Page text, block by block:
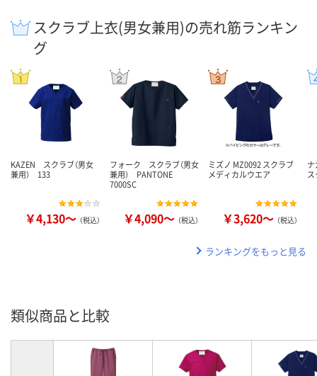
スクラブ上衣(男女兼用)の売れ筋ランキン
グ
KAZEN スクラブ（男女
兼用） 133
￥4,130～ （税込）
フォーク スクラブ（男女
兼用） PANTONE
7000SC
￥4,090～ （税込）
ミズノ MZ0092 スクラブ
メディカルウエア
￥3,620～ （税込）
ランキングをもっと見る
類似商品と比較